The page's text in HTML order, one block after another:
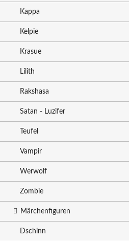
Kappa
Kelpie
Krasue
Lilith
Rakshasa
Satan - Luzifer
Teufel
Vampir
Werwolf
Zombie
Märchenfiguren
Dschinn